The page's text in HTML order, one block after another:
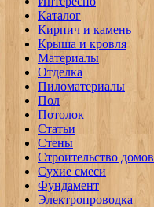
Каталог
Кирпич и камень
Крыша и кровля
Материалы
Отделка
Пиломатериалы
Пол
Потолок
Статьи
Стены
Строительство домов
Сухие смеси
Фундамент
Электропроводка